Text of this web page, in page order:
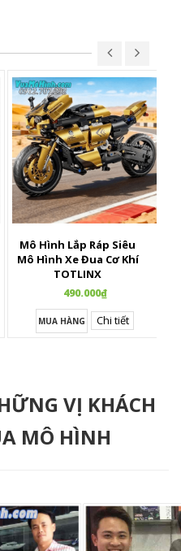
Mô Hình Lắp Ráp Siêu
Mô Hình Xe Đua Cơ Khí
TOTLINX
490.000₫
MUA HÀNG Chi tiết
VỊ KHÁCH
MÔ HÌNH